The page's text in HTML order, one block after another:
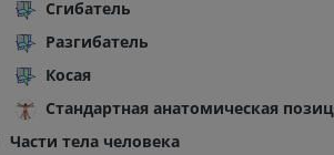
Сгибатель
Разгибатель
Косая
Стандартная анатомическая
Части тела человека